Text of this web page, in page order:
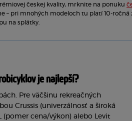
českej kvality, mrknite na ponuku
– pri mnohých modeloch tu platí 10-
na splátky.
je najlepší?
Pre väčšinu rekreačných
Crussis (univerzálnosť a široká
(pomer cena/výkon) alebo Levit